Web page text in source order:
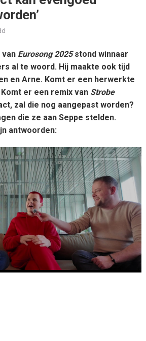
van Eurosong 2025stond winnaar
al te woord. Hij maakte ook tijd
en Arne. Komt er een herwerkte
er een remix van Strobe
zal die nog aangepast worden?
die ze aan Seppe stelden.
antwoorden: